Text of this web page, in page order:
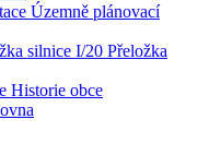
Územně plánovací
Přeložka
Historie obce